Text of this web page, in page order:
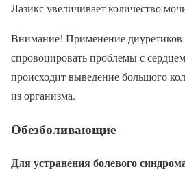
Лазикс увеличивает количество
Внимание! Применение диуретиков
спровоцировать проблемы с
происходит выведение большого
из организма.
Обезболивающие
Для устранения болевого